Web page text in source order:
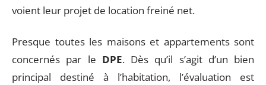
voient leur projet de location freiné net.
Presque toutes les maisons et appartements sont
concernés par le DPE. Dès qu’il s’agit d’un bien
principal destiné à l’habitation, l’évaluation est